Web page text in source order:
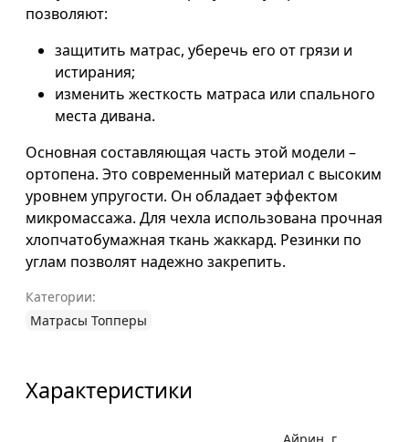
позволяют:
защитить матрас, уберечь его от грязи и
истирания;
изменить жесткость матраса или спального
места дивана.
Основная составляющая часть этой модели –
ортопена. Это современный материал с высоким
уровнем упругости. Он обладает эффектом
микромассажа. Для чехла использована прочная
хлопчатобумажная ткань жаккард. Резинки по
углам позволят надежно закрепить.
Категории:
Матрасы Топперы
Характеристики